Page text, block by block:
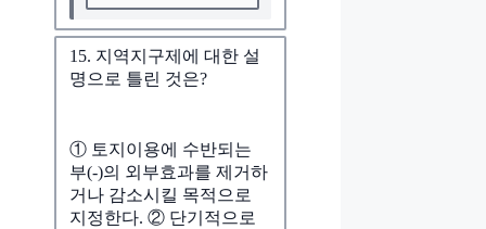
15. 지역지구제에 대한 설
명으로 틀린 것은?
① 토지이용에 수반되는
부(-)의 외부효과를 제거하
거나 감소시킬 목적으로
지정한다. ② 단기적으로